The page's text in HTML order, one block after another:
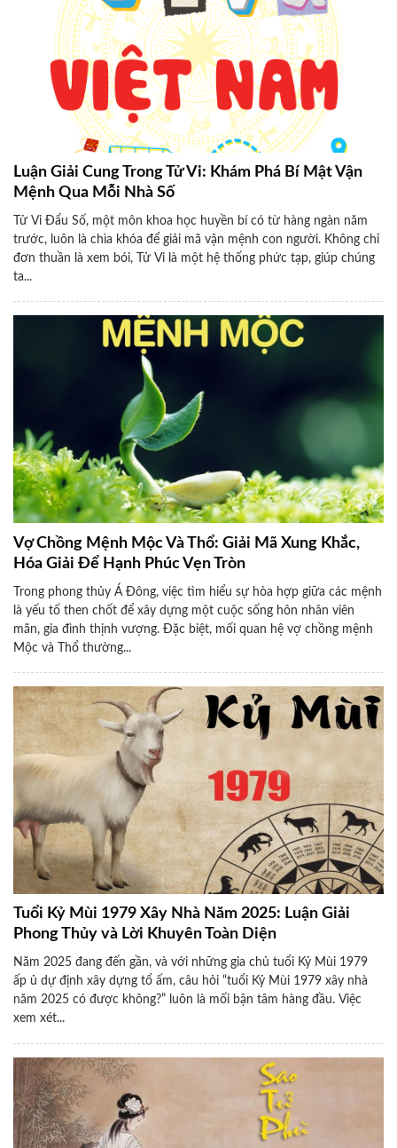
Luận Giải Cung Trong Tử Vi: Khám Phá Bí Mật Vận
Mệnh Qua Mỗi Nhà Số
Tử Vi Đẩu Số, một môn khoa học huyền bí có từ hàng ngàn năm
trước, luôn là chìa khóa để giải mã vận mệnh con người. Không chỉ
đơn thuần là xem bói, Tử Vi là một hệ thống phức tạp, giúp chúng
ta...
Vợ Chồng Mệnh Mộc Và Thổ: Giải Mã Xung Khắc,
Hóa Giải Để Hạnh Phúc Vẹn Tròn
Trong phong thủy Á Đông, việc tìm hiểu sự hòa hợp giữa các mệnh
là yếu tố then chốt để xây dựng một cuộc sống hôn nhân viên
mãn, gia đình thịnh vượng. Đặc biệt, mối quan hệ vợ chồng mệnh
Mộc và Thổ thường...
Tuổi Kỷ Mùi 1979 Xây Nhà Năm 2025: Luận Giải
Phong Thủy và Lời Khuyên Toàn Diện
Năm 2025 đang đến gần, và với những gia chủ tuổi Kỷ Mùi 1979
ấp ủ dự định xây dựng tổ ấm, câu hỏi “tuổi Kỷ Mùi 1979 xây nhà
năm 2025 có được không?” luôn là mối bận tâm hàng đầu. Việc
xem xét...